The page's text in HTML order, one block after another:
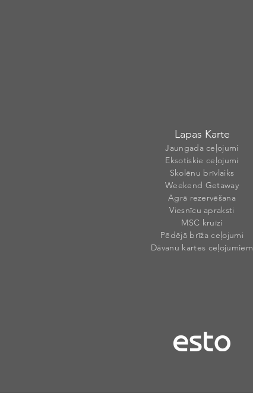
Lapas Karte
Jaungada ceļojumi
Eksotiskie ceļojumi
Skolēnu brīvlaiks
Weekend Getaway
Agrā rezervēšana
Viesnīcu apraksti
MSC kruīzi
Pēdējā brīža ceļojumi
Dāvanu kartes ceļojumiem